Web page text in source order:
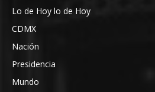
Lo de Hoy lo de Hoy
CDMX
Nación
Presidencia
Mundo